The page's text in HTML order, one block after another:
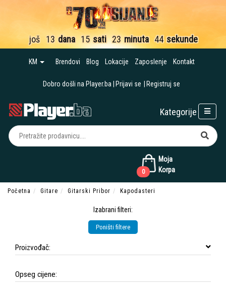
još 13 dana 15 sati 23 minuta 43 sekunde
KM Brendovi Blog Lokacije Zaposlenje Kontakt
Dobro došli na Player.ba Prijavi se Registruj se
Moja
Korpa
0
Kategorije
Početna Gitare Gitarski Pribor Kapodasteri
Izabrani filteri:
Poništi filtere
Proizvođač:
Opseg cijene: